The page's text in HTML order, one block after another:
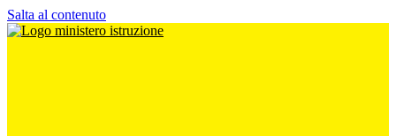
Salta al contenuto